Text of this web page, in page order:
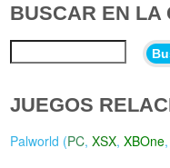
BUSCAR EN LA
JUEGOS
Palworld (PC,XSX,XBOne,